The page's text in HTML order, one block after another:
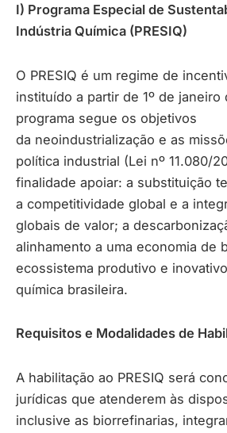
I) Programa Especial de
Indústria Química (PRESIQ)
O PRESIQ é um regime de
instituído a partir de 1º de janeiro
programa segue os objetivos
da neoindustrialização e as
política industrial (Lei nº 11.080/
finalidade apoiar: a substituição
a competitividade global e a
globais de valor; a
alinhamento a uma economia de
ecossistema produtivo e
química brasileira.
Requisitos e Modalidades de
A habilitação ao PRESIQ será
jurídicas que atenderem às
inclusive as biorrefinarias,